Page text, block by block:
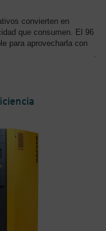
convierten en
que consumen. El 96
para aprovecharla con